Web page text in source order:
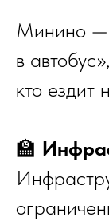
Минино —
в
кто ездит
🏫